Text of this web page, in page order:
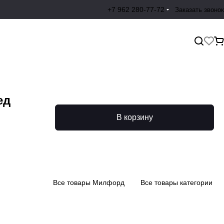
+7 962 280-77-72 Заказать звонок
В корзину
Все товары Милфорд Все товары категории